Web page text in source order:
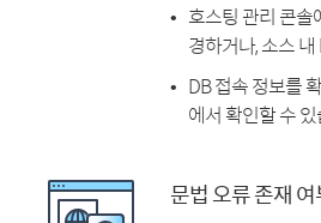
호스팅 관리 콘솔
경하거나, 소스
DB 접속 정보를
에서 확인할 수
문법 오류 존재